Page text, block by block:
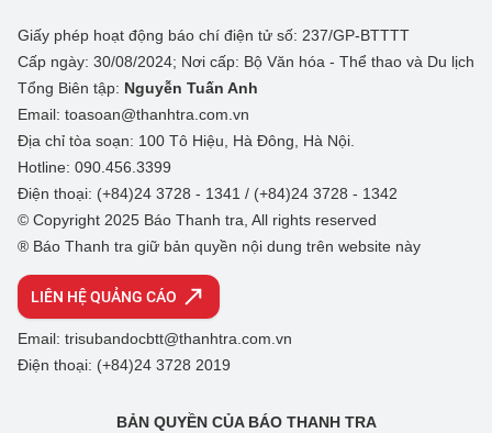
Giấy phép hoạt động báo chí điện tử số: 237/GP-BTTTT
Cấp ngày: 30/08/2024; Nơi cấp: Bộ Văn hóa - Thể thao và Du lịch
Tổng Biên tập: Nguyễn Tuấn Anh
Email: toasoan@thanhtra.com.vn
Địa chỉ tòa soạn: 100 Tô Hiệu, Hà Đông, Hà Nội.
Hotline: 090.456.3399
Điện thoại: (+84)24 3728 - 1341 / (+84)24 3728 - 1342
© Copyright 2025 Báo Thanh tra, All rights reserved
® Báo Thanh tra giữ bản quyền nội dung trên website này
LIÊN HỆ QUẢNG CÁO
Email: trisubandocbtt@thanhtra.com.vn
Điện thoại: (+84)24 3728 2019
BẢN QUYỀN CỦA BÁO THANH TRA